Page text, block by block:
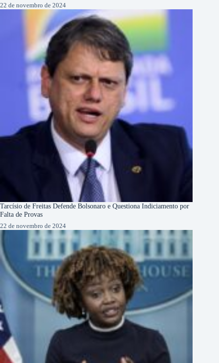
22 de novembro de 2024
Tarcísio de Freitas Defende Bolsonaro e Questiona Indiciamento por
Falta de Provas
22 de novembro de 2024